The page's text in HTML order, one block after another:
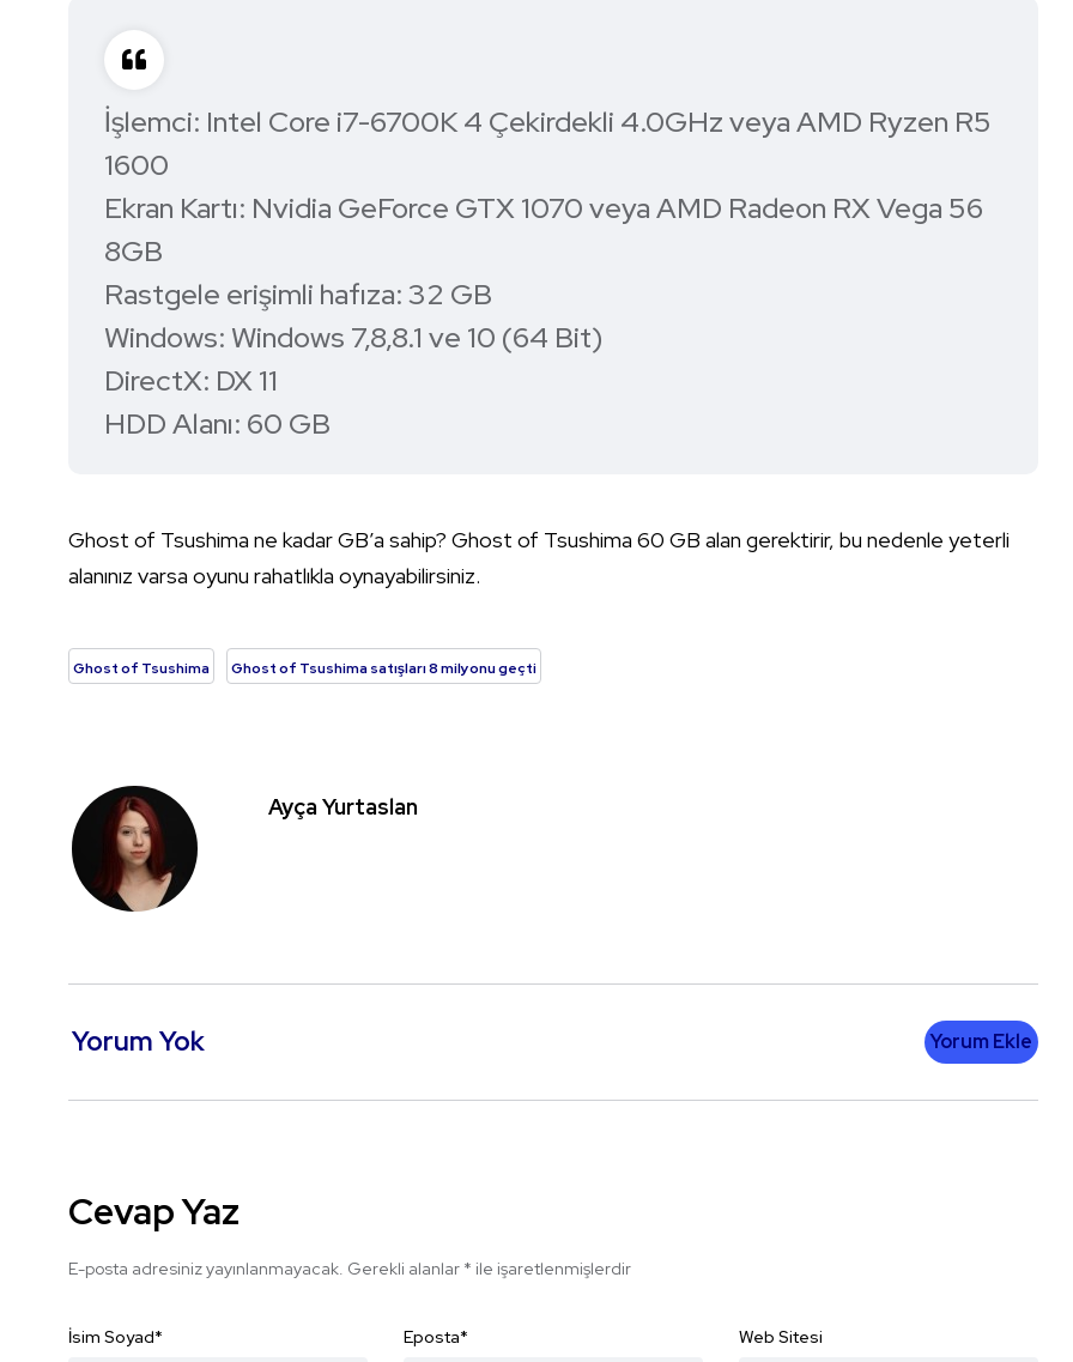
İşlemci: Intel Core i7-6700K 4 Çekirdekli 4.0GHz veya AMD Ryzen R5
1600
Ekran Kartı: Nvidia GeForce GTX 1070 veya AMD Radeon RX Vega 56
8GB
Rastgele erişimli hafıza: 32 GB
Windows: Windows 7,8,8.1 ve 10 (64 Bit)
DirectX: DX 11
HDD Alanı: 60 GB
Ghost of Tsushima ne kadar GB’a sahip? Ghost of Tsushima 60 GB alan gerektirir, bu nedenle yeterli
alanınız varsa oyunu rahatlıkla oynayabilirsiniz.
Ghost of Tsushima Ghost of Tsushima satışları 8 milyonu geçti
Ayça Yurtaslan
Yorum Yok Yorum Ekle
Cevap Yaz
E-posta adresiniz yayınlanmayacak. Gerekli alanlar * ile işaretlenmişlerdir
İsim Soyad* Eposta* Web Sitesi